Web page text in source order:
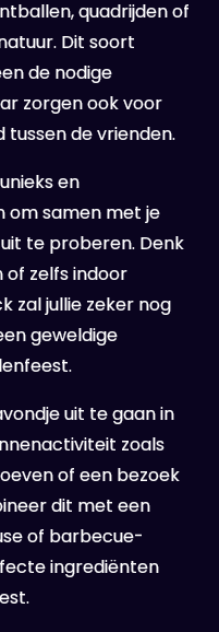
quadrijden of
Dit soort
de nodige
zorgen ook voor
de vrienden.
en
om samen met je
te proberen. Denk
of zelfs indoor
zal jullie zeker nog
geweldige
uit te gaan in
zoals
of een bezoek
dit met een
of barbecue-
ingrediënten